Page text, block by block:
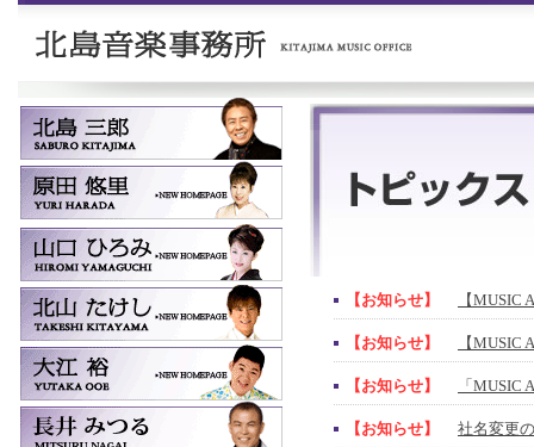
【お知らせ】 【MUSIC
【お知らせ】 【MUSIC
【お知らせ】 「MUSIC
【お知らせ】 社名変更